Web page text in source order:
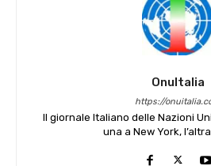
OnuItalia
https://
Il giornale Italiano delle Nazioni
una a New York,